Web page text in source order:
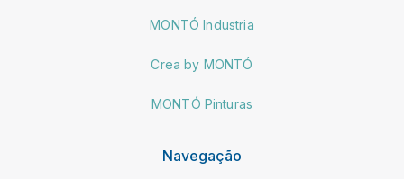
MONTÓ Industria
Crea by MONTÓ
MONTÓ Pinturas
Navegação